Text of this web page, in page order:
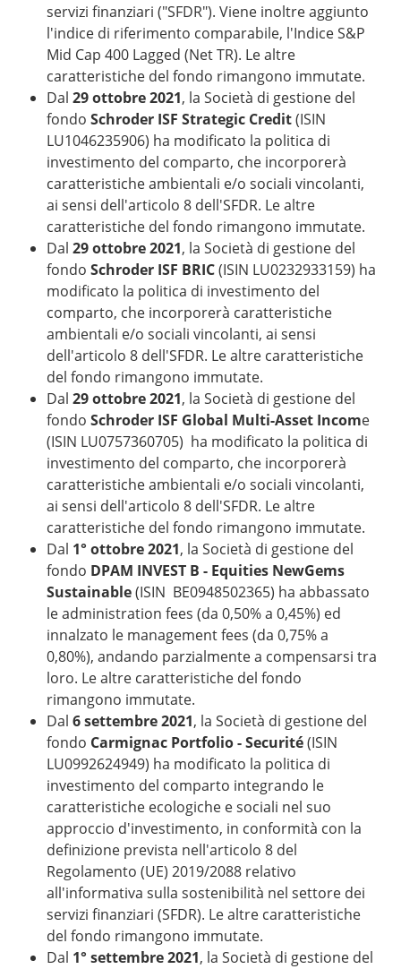
servizi finanziari ("SFDR"). Viene inoltre aggiunto
l'indice di riferimento comparabile, l'Indice S&P
Mid Cap 400 Lagged (Net TR). Le altre
caratteristiche del fondo rimangono immutate.
Dal 29 ottobre 2021, la Società di gestione del
fondo Schroder ISF Strategic Credit(ISIN
LU1046235906) ha modificato la politica di
investimento del comparto, che incorporerà
caratteristiche ambientali e/o sociali vincolanti,
ai sensi dell'articolo 8 dell'SFDR. Le altre
caratteristiche del fondo rimangono immutate.
Dal 29 ottobre 2021, la Società di gestione del
fondo Schroder ISF BRIC(ISIN LU0232933159) ha
modificato la politica di investimento del
comparto, che incorporerà caratteristiche
ambientali e/o sociali vincolanti, ai sensi
dell'articolo 8 dell'SFDR. Le altre caratteristiche
del fondo rimangono immutate.
Dal 29 ottobre 2021, la Società di gestione del
fondo Schroder ISF Global Multi-Asset Income
(ISIN LU0757360705) ha modificato la politica di
investimento del comparto, che incorporerà
caratteristiche ambientali e/o sociali vincolanti,
ai sensi dell'articolo 8 dell'SFDR. Le altre
caratteristiche del fondo rimangono immutate.
Dal 1° ottobre 2021, la Società di gestione del
fondo DPAM INVEST B - Equities NewGems
Sustainable(ISIN BE0948502365) ha abbassato
le administration fees (da 0,50% a 0,45%) ed
innalzato le management fees (da 0,75% a
0,80%), andando parzialmente a compensarsi tra
loro. Le altre caratteristiche del fondo
rimangono immutate.
Dal 6 settembre 2021, la Società di gestione del
fondo Carmignac Portfolio - Securité(ISIN
LU0992624949) ha modificato la politica di
investimento del comparto integrando le
caratteristiche ecologiche e sociali nel suo
approccio d'investimento, in conformità con la
definizione prevista nell'articolo 8 del
Regolamento (UE) 2019/2088 relativo
all'informativa sulla sostenibilità nel settore dei
servizi finanziari (SFDR). Le altre caratteristiche
del fondo rimangono immutate.
Dal 1° settembre 2021, la Società di gestione del